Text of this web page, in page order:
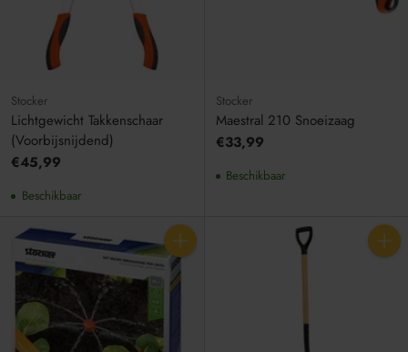
Stocker
Lichtgewicht Takkenschaar
(Voorbijsnijdend)
€45,99
Beschikbaar
Stocker
Maestral 210 Snoeizaag
€33,99
Beschikbaar
Aantal Aantal